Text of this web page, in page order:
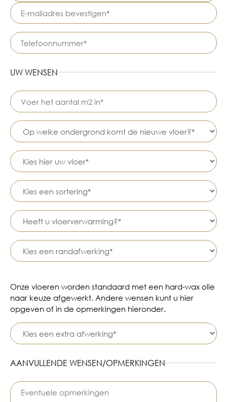
UW WENSEN
Onze vloeren worden standaard met een hard-wax olie
naar keuze afgewerkt. Andere wensen kunt u hier
opgeven of in de opmerkingen hieronder.
AANVULLENDE WENSEN/OPMERKINGEN